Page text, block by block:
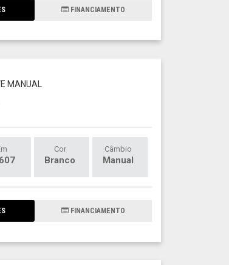
FINANCIAMENTO
MANUAL
Cor
Branco
Câmbio
Manual
FINANCIAMENTO